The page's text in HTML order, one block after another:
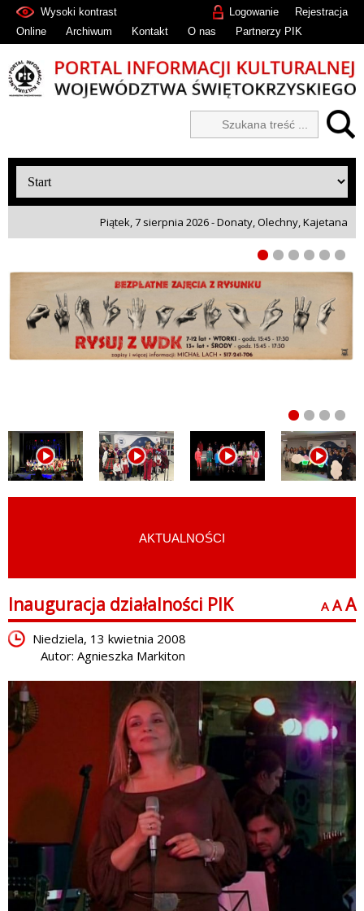
Rejestracja
Logowanie
Wysoki kontrast
Online
Archiwum Kontakt O nas Partnerzy PIK
Piątek, 7 sierpnia 2026 - Donaty, Olechny, Kajetana
AKTUALNOŚCI
Inauguracja działalności PIK A A A
Niedziela, 13 kwietnia 2008
Autor: Agnieszka Markiton